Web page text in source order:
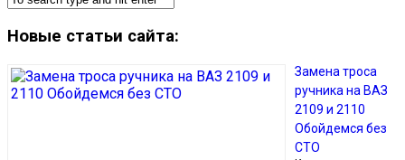
Новые статьи сайта:
Замена троса
ручника на ВАЗ
2109 и 2110
Обойдемся без
СТО